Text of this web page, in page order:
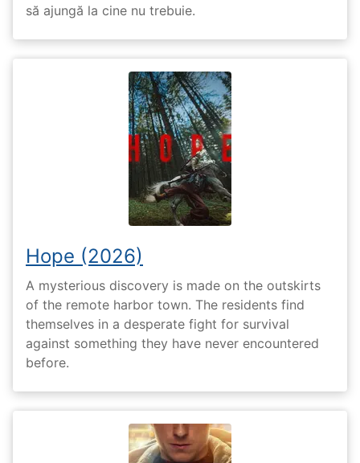
să ajungă la cine nu trebuie.
Hope (2026)
A mysterious discovery is made on the outskirts
of the remote harbor town. The residents find
themselves in a desperate fight for survival
against something they have never encountered
before.